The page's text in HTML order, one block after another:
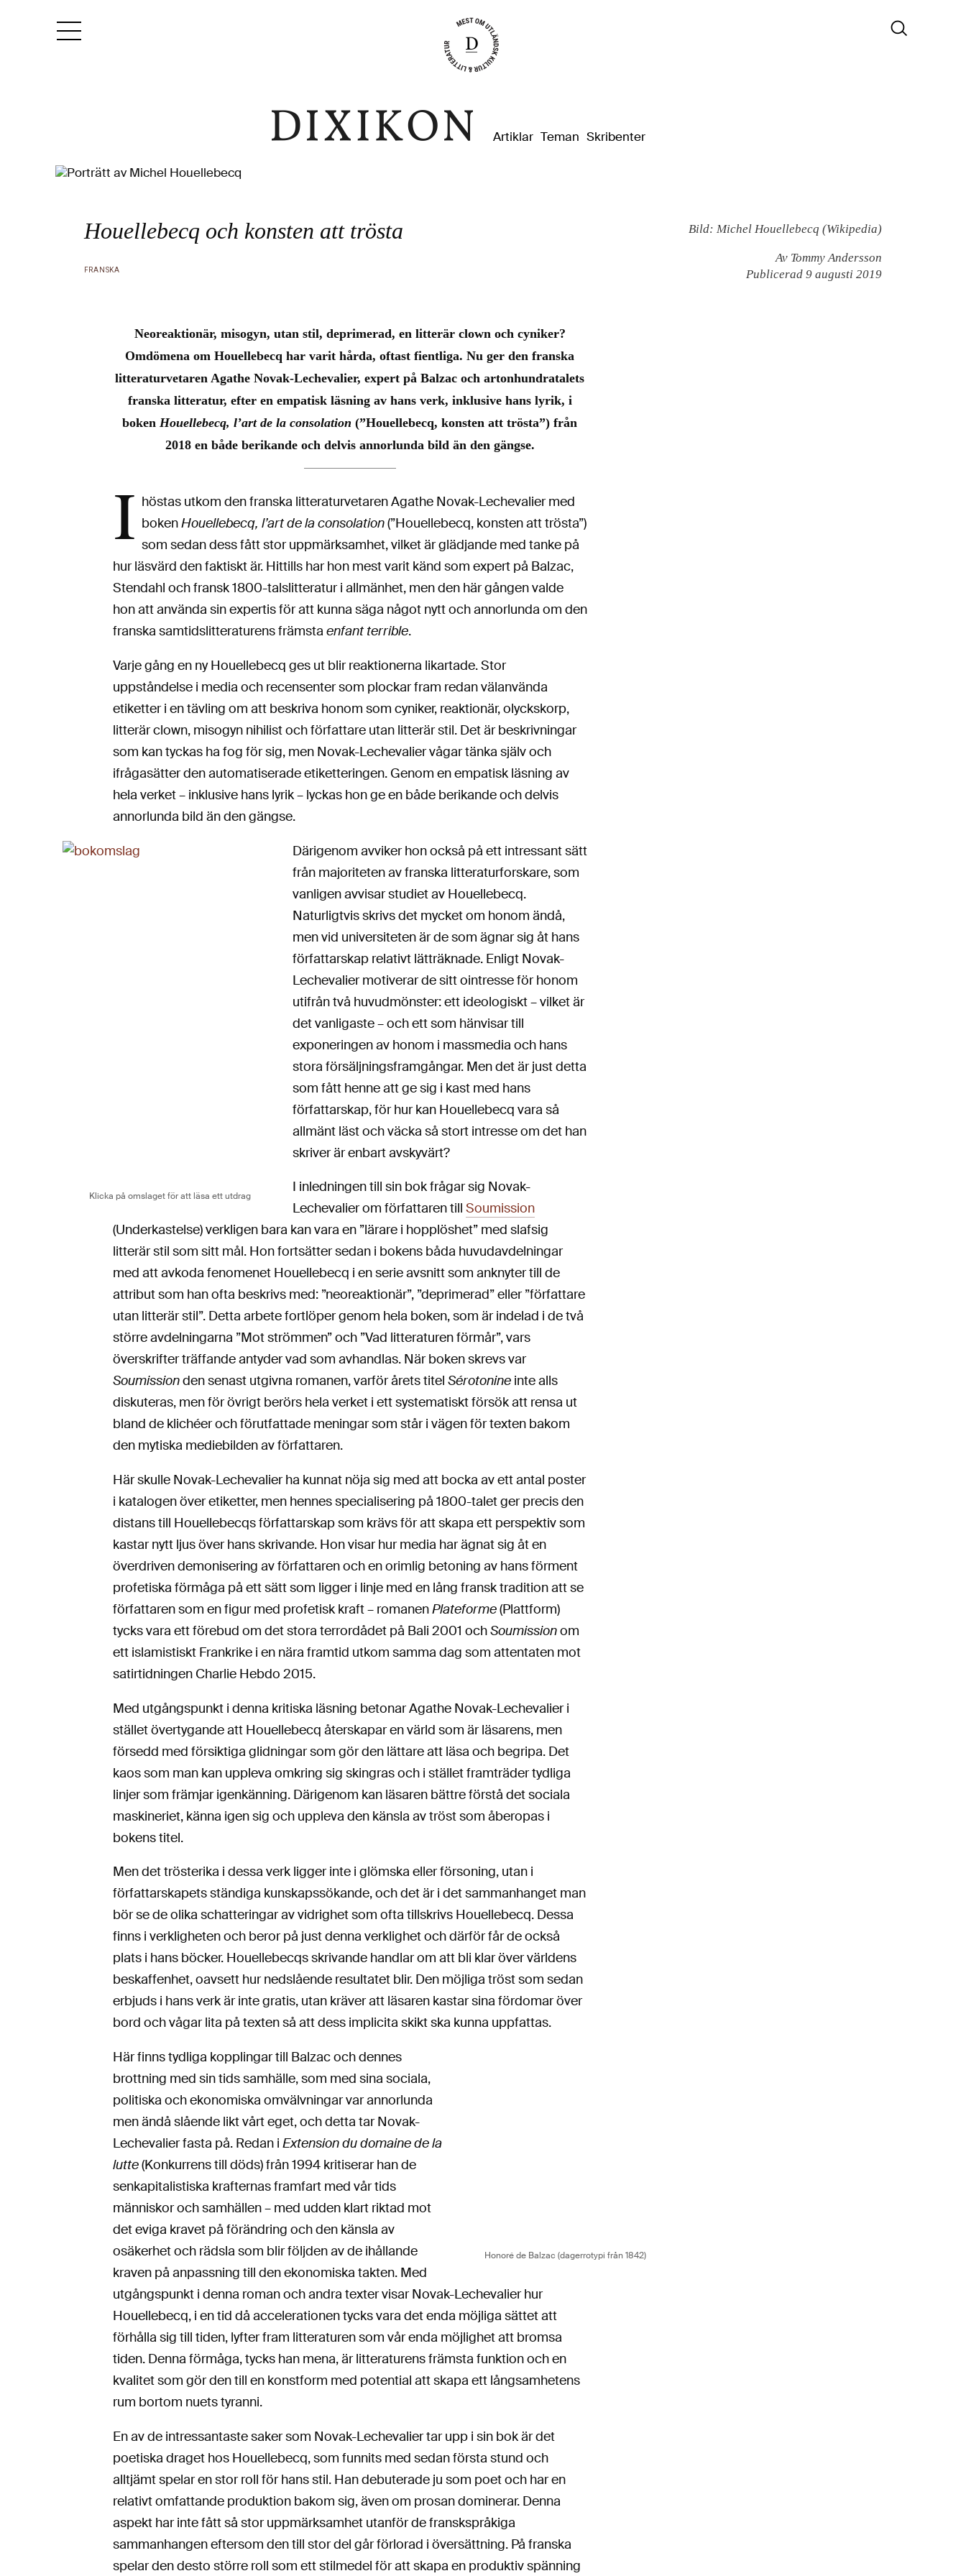
Artiklar Teman Skribenter
Houellebecq och konsten att trösta
FRANSKA
Bild: Michel Houellebecq (Wikipedia)
Av Tommy Andersson
Publicerad 9 augusti 2019
Neoreaktionär, misogyn, utan stil, deprimerad, en litterär clown och cyniker?
Omdömena om Houellebecq har varit hårda, oftast fientliga. Nu ger den franska
litteraturvetaren Agathe Novak-Lechevalier, expert på Balzac och artonhundratalets
franska litteratur, efter en empatisk läsning av hans verk, inklusive hans lyrik, i
bokenHouellebecq, l’art de la consolation (”Houellebecq, konsten att trösta”) från
2018 en både berikande och delvis annorlunda bild än den gängse.
I höstas utkom den franska litteraturvetaren Agathe Novak-Lechevalier med
bokenHouellebecq, l’art de la consolation(”Houellebecq, konsten att trösta”)
som sedan dess fått stor uppmärksamhet, vilket är glädjande med tanke på
hur läsvärd den faktiskt är. Hittills har hon mest varit känd som expert på Balzac,
Stendahl och fransk 1800-talslitteratur i allmänhet, men den här gången valde
hon att använda sin expertis för att kunna säga något nytt och annorlunda om den
franska samtidslitteraturens främsta enfant terrible.
Varje gång en ny Houellebecq ges ut blir reaktionerna likartade. Stor
uppståndelse i media och recensenter som plockar fram redan välanvända
etiketter i en tävling om att beskriva honom som cyniker, reaktionär, olyckskorp,
litterär clown, misogyn nihilist och författare utan litterär stil. Det är beskrivningar
som kan tyckas ha fog för sig, men Novak-Lechevalier vågar tänka själv och
ifrågasätter den automatiserade etiketteringen. Genom en empatisk läsning av
hela verket – inklusive hans lyrik – lyckas hon ge en både berikande och delvis
annorlunda bild än den gängse.
Klicka på omslaget för att läsa ett utdrag
Därigenom avviker hon också på ett intressant sätt
från majoriteten av franska litteraturforskare, som
vanligen avvisar studiet av Houellebecq.
Naturligtvis skrivs det mycket om honom ändå,
men vid universiteten är de som ägnar sig åt hans
författarskap relativt lätträknade. Enligt Novak-
Lechevalier motiverar de sitt ointresse för honom
utifrån två huvudmönster: ett ideologiskt – vilket är
det vanligaste – och ett som hänvisar till
exponeringen av honom i massmedia och hans
stora försäljningsframgångar. Men det är just detta
som fått henne att ge sig i kast med hans
författarskap, för hur kan Houellebecq vara så
allmänt läst och väcka så stort intresse om det han
skriver är enbart avskyvärt?
I inledningen till sin bok frågar sig Novak-
Lechevalier om författaren till Soumission
(Underkastelse) verkligen bara kan vara en ”lärare i hopplöshet” med slafsig
litterär stil som sitt mål. Hon fortsätter sedan i bokens båda huvudavdelningar
med att avkoda fenomenet Houellebecq i en serie avsnitt som anknyter till de
attribut som han ofta beskrivs med: ”neoreaktionär”, ”deprimerad” eller ”författare
utan litterär stil”. Detta arbete fortlöper genom hela boken, som är indelad i de två
större avdelningarna ”Mot strömmen” och ”Vad litteraturen förmår”, vars
överskrifter träffande antyder vad som avhandlas. När boken skrevs var
Soumissionden senast utgivna romanen, varför årets titel Sérotonineinte alls
diskuteras, men för övrigt berörs hela verket i ett systematiskt försök att rensa ut
bland de klichéer och förutfattade meningar som står i vägen för texten bakom
den mytiska mediebilden av författaren.
Här skulle Novak-Lechevalier ha kunnat nöja sig med att bocka av ett antal poster
i katalogen över etiketter, men hennes specialisering på 1800-talet ger precis den
distans till Houellebecqs författarskap som krävs för att skapa ett perspektiv som
kastar nytt ljus över hans skrivande. Hon visar hur media har ägnat sig åt en
överdriven demonisering av författaren och en orimlig betoning av hans förment
profetiska förmåga på ett sätt som ligger i linje med en lång fransk tradition att se
författaren som en figur med profetisk kraft – romanenPlateforme(Plattform)
tycks vara ett förebud om det stora terrordådet på Bali 2001 ochSoumissionom
ett islamistiskt Frankrike i en nära framtid utkom samma dag som attentaten mot
satirtidningen Charlie Hebdo 2015.
Med utgångspunkt i denna kritiska läsning betonar Agathe Novak-Lechevalier i
stället övertygande att Houellebecq återskapar en värld som är läsarens, men
försedd med försiktiga glidningar som gör den lättare att läsa och begripa. Det
kaos som man kan uppleva omkring sig skingras och i stället framträder tydliga
linjer som främjar igenkänning. Därigenom kan läsaren bättre förstå det sociala
maskineriet, känna igen sig och uppleva den känsla av tröst som åberopas i
bokens titel.
Men det trösterika i dessa verk ligger inte i glömska eller försoning, utan i
författarskapets ständiga kunskapssökande, och det är i det sammanhanget man
bör se de olika schatteringar av vidrighet som ofta tillskrivs Houellebecq. Dessa
finns i verkligheten och beror på just denna verklighet och därför får de också
plats i hans böcker. Houellebecqs skrivande handlar om att bli klar över världens
beskaffenhet, oavsett hur nedslående resultatet blir. Den möjliga tröst som sedan
erbjuds i hans verk är inte gratis, utan kräver att läsaren kastar sina fördomar över
bord och vågar lita på texten så att dess implicita skikt ska kunna uppfattas.
Honoré de Balzac (dagerrotypi från 1842)
Här finns tydliga kopplingar till Balzac och dennes
brottning med sin tids samhälle, som med sina sociala,
politiska och ekonomiska omvälvningar var annorlunda
men ändå slående likt vårt eget, och detta tar Novak-
Lechevalier fasta på. Redan i Extension du domaine de la
lutte(Konkurrens till döds) från 1994 kritiserar han de
senkapitalistiska krafternas framfart med vår tids
människor och samhällen – med udden klart riktad mot
det eviga kravet på förändring och den känsla av
osäkerhet och rädsla som blir följden av de ihållande
kraven på anpassning till den ekonomiska takten. Med
utgångspunkt i denna roman och andra texter visar Novak-Lechevalier hur
Houellebecq, i en tid då accelerationen tycks vara det enda möjliga sättet att
förhålla sig till tiden, lyfter fram litteraturen som vår enda möjlighet att bromsa
tiden. Denna förmåga, tycks han mena, är litteraturens främsta funktion och en
kvalitet som gör den till en konstform med potential att skapa ett långsamhetens
rum bortom nuets tyranni.
En av de intressantaste saker som Novak-Lechevalier tar upp i sin bok är det
poetiska draget hos Houellebecq, som funnits med sedan första stund och
alltjämt spelar en stor roll för hans stil. Han debuterade ju som poet och har en
relativt omfattande produktion bakom sig, även om prosan dominerar. Denna
aspekt har inte fått så stor uppmärksamhet utanför de franskspråkiga
sammanhangen eftersom den till stor del går förlorad i översättning. På franska
spelar den desto större roll som ett stilmedel för att skapa en produktiv spänning